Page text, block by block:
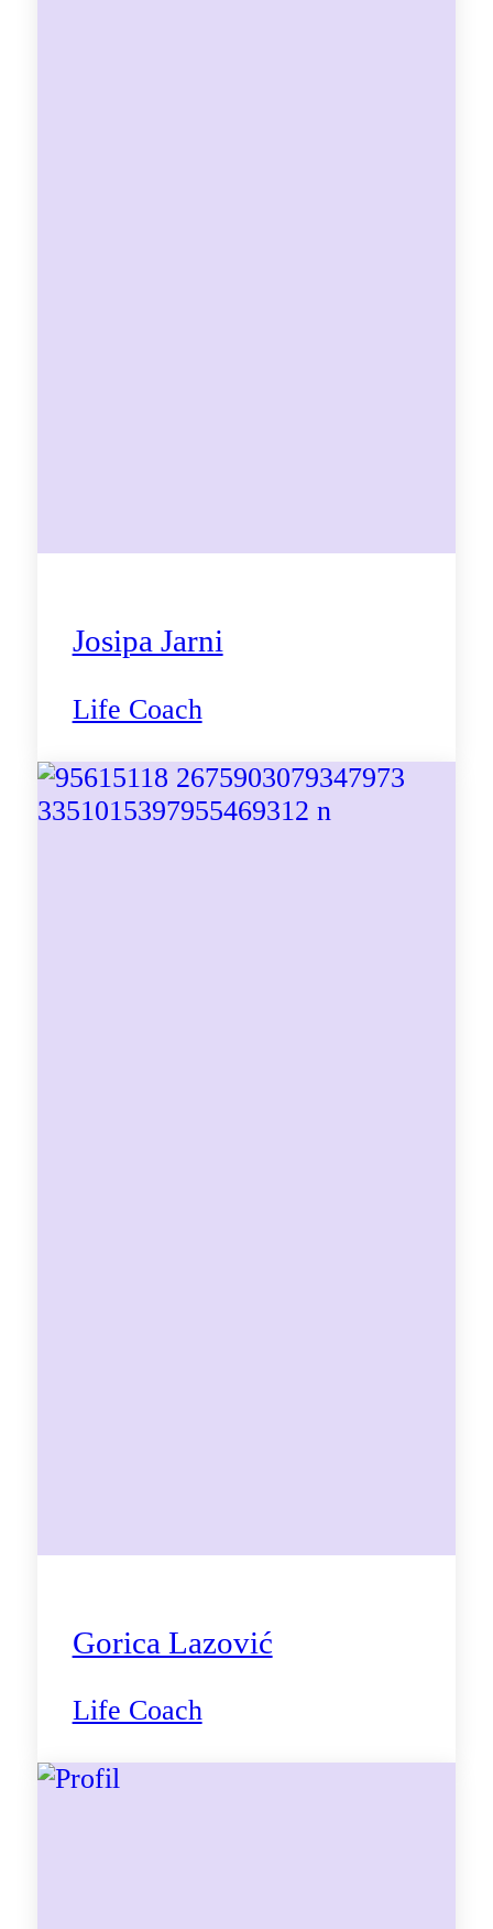
Josipa Jarni
Life Coach
Gorica Lazović
Life Coach